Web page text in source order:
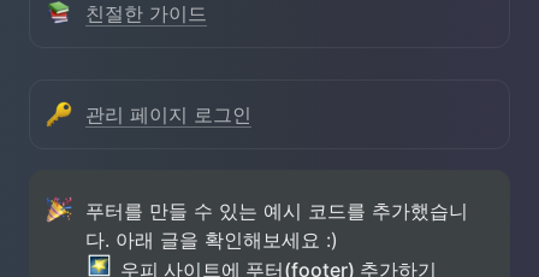
친절한 가이드
관리 페이지 로그인
푸터를 만들 수 있는 예시 코드를 추가했습니
우피 사이트에 푸터(footer) 추가하기